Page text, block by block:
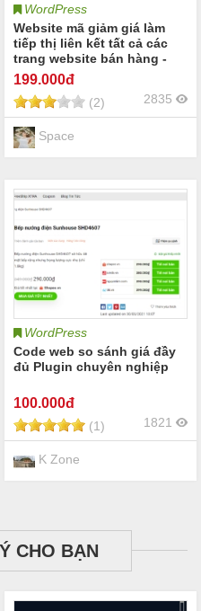
WordPress
Website mã giảm giá làm
tiếp thị liên kết tất cả các
trang website bán hàng -
Code web affiliate
199.000đ
(2) 2835
Space
WordPress
Code web so sánh giá đầy
đủ Plugin chuyên nghiệp
100.000đ
(1) 1821
K Zone
CHO BẠN